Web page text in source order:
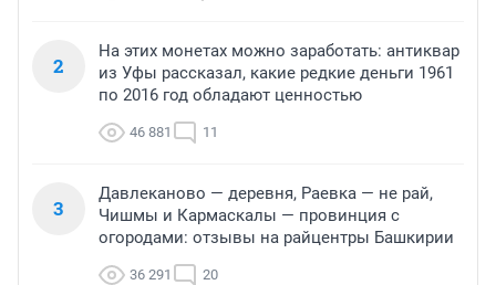
2
На этих монетах можно заработать: антиквар
из Уфы рассказал, какие редкие деньги 1961
по 2016 год обладают ценностью
46 881 11
3
Давлеканово — деревня, Раевка — не рай,
Чишмы и Кармаскалы — провинция с
огородами: отзывы на райцентры Башкирии
36 291 20